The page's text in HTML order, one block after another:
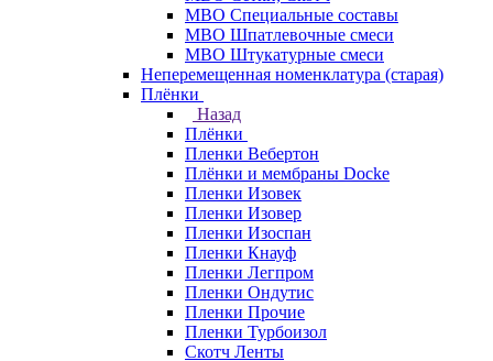
МВО Специальные составы
МВО Шпатлевочные смеси
МВО Штукатурные смеси
Неперемещенная номенклатура (старая)
Плёнки
Назад
Плёнки
Пленки Вебертон
Плёнки и мембраны Docke
Пленки Изовек
Пленки Изовер
Пленки Изоспан
Пленки Кнауф
Пленки Легпром
Пленки Ондутис
Пленки Прочие
Пленки Турбоизол
Скотч Ленты